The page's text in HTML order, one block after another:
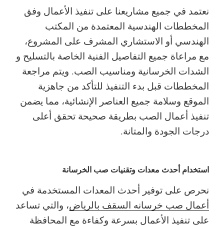
نعتمد في جميع مشاريعنا على تنفيذ الأعمال وفق
المخططات الهندسية المعتمدة من المكتب
الهندسي أو الاستشاري المشرف على المشروع،
مع مراعاة جميع التفاصيل الفنية الخاصة بالتسليح و
الشدات الخرسانية ومناسيب الصب. ويتم مراجعة
المخططات قبل بدء التنفيذ للتأكد من جاهزية
الموقع وسلامة جميع العناصر الإنشائية، مما يضمن
تنفيذ أعمال الصب بطريقة صحيحة تحقق أعلى
درجات الجودة والمتانة.
استخدام أحدث معدات وتقنيات صب الخرسانة
نحرص على توفير أحدث المعدات المستخدمة في
أعمال صب خرسانه السقف بالرياض، والتي تساعد
على تنفيذ الأعمال بسرعة وكفاءة مع المحافظة